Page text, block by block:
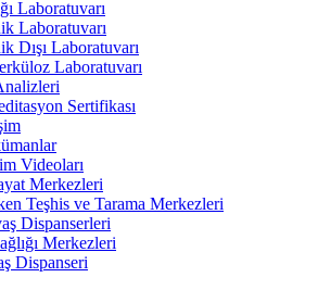
Laboratuvarı
Laboratuvarı
Dışı Laboratuvarı
Laboratuvarı
Sertifikası
Videoları
Merkezleri
Teşhis ve Tarama Merkezleri
Dispanserleri
Merkezleri
Dispanseri